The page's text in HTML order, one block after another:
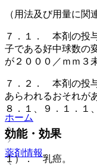
（用法及び用量に関
７．１． 本剤の投
子である好中球数の
が２０００／ｍｍ３
７．２． 本剤の投
あらわれるおそれが
８．１、９．１．１
効能・効果
１）． 乳癌。
ホーム
薬剤情報